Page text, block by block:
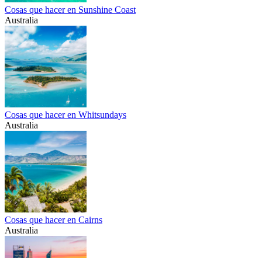
Cosas que hacer en Sunshine Coast
Australia
Cosas que hacer en Whitsundays
Australia
Cosas que hacer en Cairns
Australia